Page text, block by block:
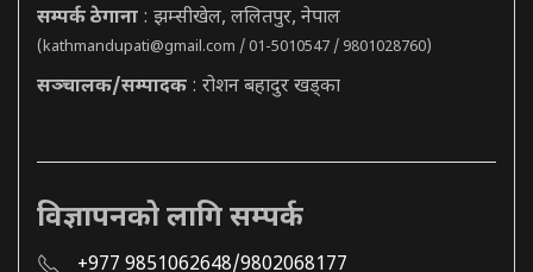
सम्पर्क ठेगाना : झम्सीखेल, ललितपुर, नेपाल
(kathmandupati@gmail.com / 01-5010547 / 9801028760)
सञ्चालक/सम्पादक : रोशन बहादुर खड्का
विज्ञापनको लागि सम्पर्क
+977 9851062648/9802068177